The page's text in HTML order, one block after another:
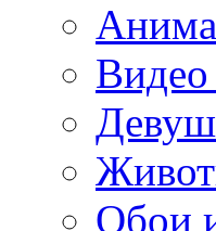
Видео
Обои